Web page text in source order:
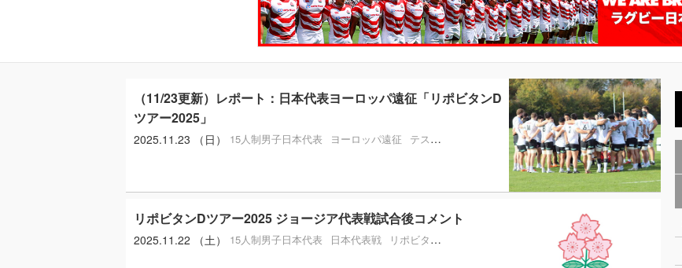
（11/23更新）レポート：日本代表ヨーロッパ遠征「リポビタンD
ツアー2025」
2025.11.23 （日） 15人制男子日本代表 ヨーロッパ遠征 テストマッチ
リポビタンDツアー2025 ジョージア代表戦試合後コメント
2025.11.22 （土） 15人制男子日本代表 日本代表戦 リポビタンDツアー2025